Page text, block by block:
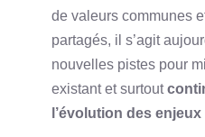
de valeurs communes
partagés, il s’agit
nouvelles pistes pour
existant et surtout
l’évolution des